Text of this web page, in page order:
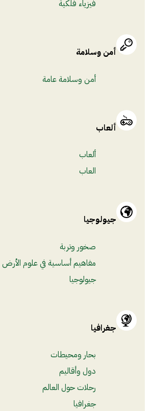
فيزياء فلكية
أمن وسلامة
أمن وسلامة عامة
ألعاب
ألعاب
العاب
جيولوجيا
صخور وتربة
مفاهيم أساسية في علوم الأرض
جيولوجيا
جغرافيا
بحار ومحيطات
دول وأقاليم
رحلات حول العالم
جغرافيا